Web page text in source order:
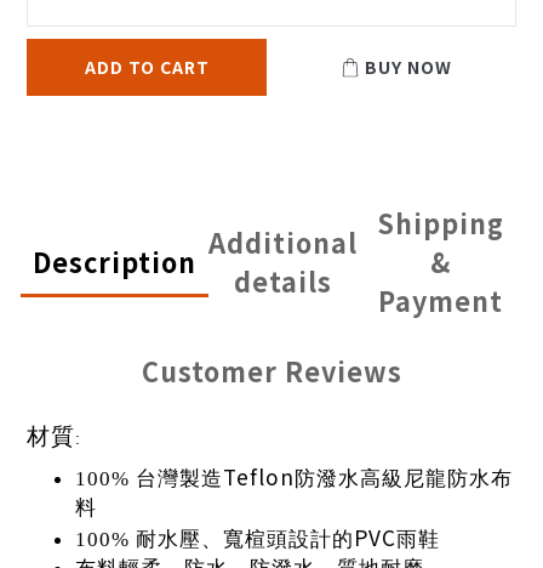
ADD TO CART BUY NOW
Description
Additional
details
Shipping
&
Payment
Customer Reviews
材質:
100% 台灣製造Teflon 防潑水高級尼龍防水布
料
100% 耐水壓、寬楦頭設計的 PVC雨鞋